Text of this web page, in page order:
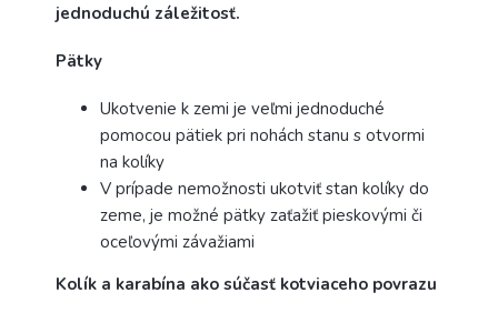
jednoduchú záležitosť.
Pätky
Ukotvenie k zemi je veľmi jednoduché
pomocou pätiek pri nohách stanu s otvormi
na kolíky
V prípade nemožnosti ukotviť stan kolíky do
zeme, je možné pätky zaťažiť pieskovými či
oceľovými závažiami
Kolík a karabína ako súčasť kotviaceho povrazu